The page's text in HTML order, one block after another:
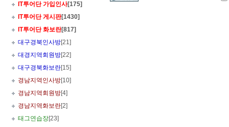
IT투어단 가입인사[175]
IT투어단 게시판[1430]
IT투어단 화보란[817]
대구경북인사방[21]
대경지역회원방[22]
대구경북화보란[15]
경남지역인사방[10]
경남지역회원방[4]
경남지역화보란[2]
태그연습장[23]